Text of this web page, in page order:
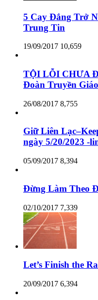
5 Cay Đắng Trở
Trung Tin
19/09/2017 10,659
TỘI LỖI CHƯA
Đoàn Truyền
26/08/2017 8,755
Giữ Liên
ngày 5/20/2023 -
05/09/2017 8,394
Đừng Làm Theo
02/10/2017 7,339
Let’s Finish the
20/09/2017 6,394